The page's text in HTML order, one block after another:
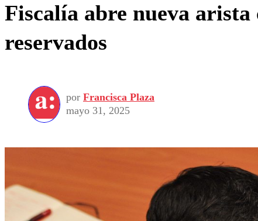
Fiscalía abre nueva
reservados
por Francisca Plaza
mayo 31, 2025